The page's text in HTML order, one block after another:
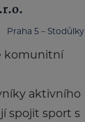
Praha 5 – Stodůlky
komunitní
aktivního
spojit sport s